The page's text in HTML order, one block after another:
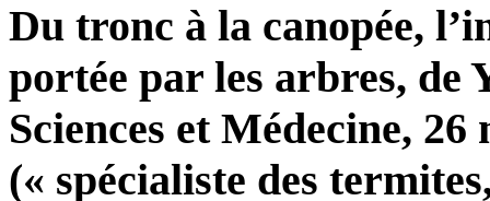
Du tronc à la canopée,
portée par les arbres, de
Sciences et Médecine,
(« spécialiste des